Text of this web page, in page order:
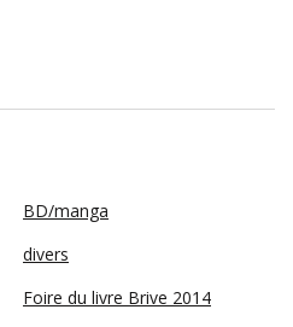
BD/manga
divers
Foire du livre Brive 2014